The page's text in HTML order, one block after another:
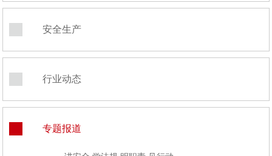
安全生产
行业动态
专题报道